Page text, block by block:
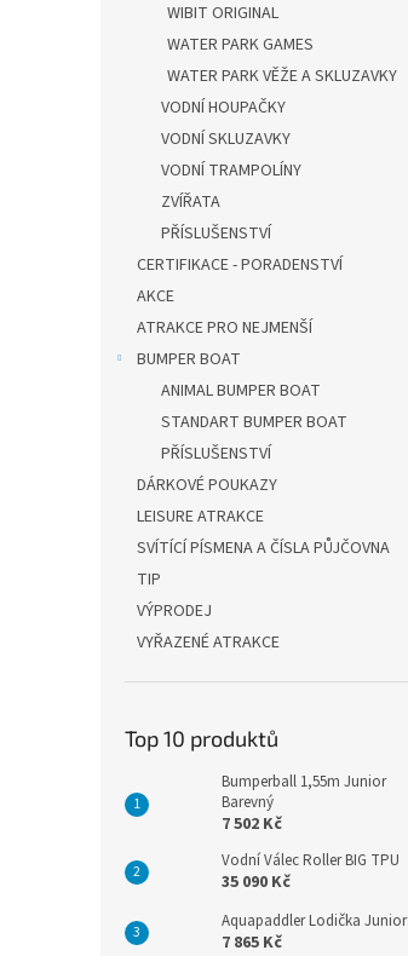
WIBIT ORIGINAL
WATER PARK GAMES
WATER PARK VĚŽE A SKLUZAVKY
VODNÍ HOUPAČKY
VODNÍ SKLUZAVKY
VODNÍ TRAMPOLÍNY
ZVÍŘATA
PŘÍSLUŠENSTVÍ
CERTIFIKACE - PORADENSTVÍ
AKCE
ATRAKCE PRO NEJMENŠÍ
BUMPER BOAT
ANIMAL BUMPER BOAT
STANDART BUMPER BOAT
PŘÍSLUŠENSTVÍ
DÁRKOVÉ POUKAZY
LEISURE ATRAKCE
SVÍTÍCÍ PÍSMENA A ČÍSLA PŮJČOVNA
TIP
VÝPRODEJ
VYŘAZENÉ ATRAKCE
Top 10 produktů
Bumperball 1,55m Junior
Barevný
7 502 Kč
Vodní Válec Roller BIG TPU
35 090 Kč
Aquapaddler Lodička Junior
7 865 Kč